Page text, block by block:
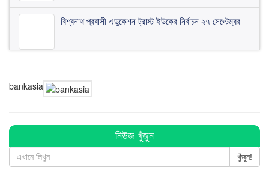
বিশ্বনাথ প্রবাসী এডুকেশন ট্রাস্ট ইউকের নির্বাচন ২৭ সেপ্টেম্বর
অনুষ্ঠিত
বিশ্বনাথে ব জ্র পা তে দিনমজুরের মু ত্যু
bankasia
নিউজ খুঁজুন
খুঁজুন!